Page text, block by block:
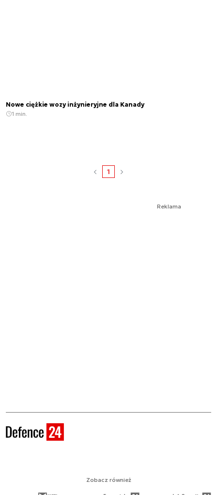
Nowe ciężkie wozy inżynieryjne dla Kanady
1 min.
1
Reklama
Zobacz również